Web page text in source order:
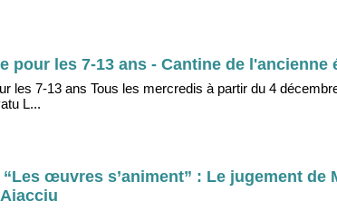
pour les 7-13 ans - Cantine de l'ancienne
les 7-13 ans Tous les mercredis à partir du 4
L...
œuvres s’animent” : Le jugement de